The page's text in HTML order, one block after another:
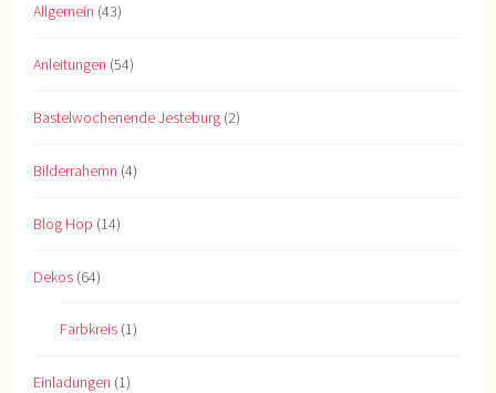
Allgemein (43)
Anleitungen (54)
Bastelwochenende Jesteburg (2)
Bilderrahemn (4)
Blog Hop (14)
Dekos (64)
Farbkreis (1)
Einladungen (1)